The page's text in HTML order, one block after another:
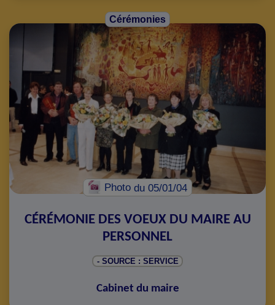
Cérémonies
Photo du 05/01/04
CÉRÉMONIE DES VOEUX DU MAIRE AU
PERSONNEL
- SOURCE : SERVICE
Cabinet du maire